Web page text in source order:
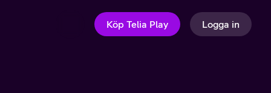
Köp Telia Play Logga in